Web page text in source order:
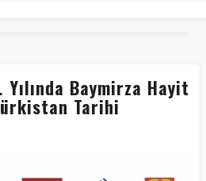
Yılında Baymirza Hayit
Tarihi